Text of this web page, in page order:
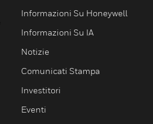
Informazioni Su Honeywell
Informazioni Su IA
Notizie
Comunicati Stampa
Investitori
Eventi